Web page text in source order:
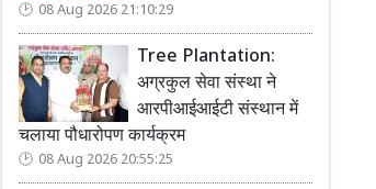
08 Aug 2026 21:10:29
Tree Plantation:
अग्रकुल सेवा संस्था ने
आरपीआईआईटी संस्थान में
चलाया पौधारोपण कार्यक्रम
08 Aug 2026 20:55:25